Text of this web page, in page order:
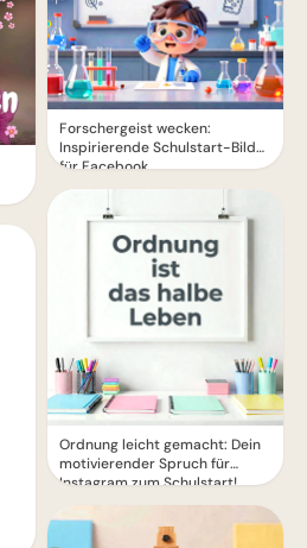
Forschergeist wecken:
Inspirierende Schulstart-Bilder
für Facebook
Ordnung leicht gemacht: Dein
motivierender Spruch für
Instagram zum Schulstart!